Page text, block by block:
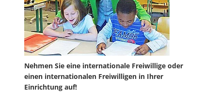
Nehmen Sie eine internationale Freiwillige oder
einen internationalen Freiwilligen in Ihrer
Einrichtung auf!